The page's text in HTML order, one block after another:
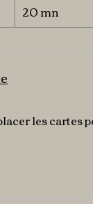
20 mn
les cartes